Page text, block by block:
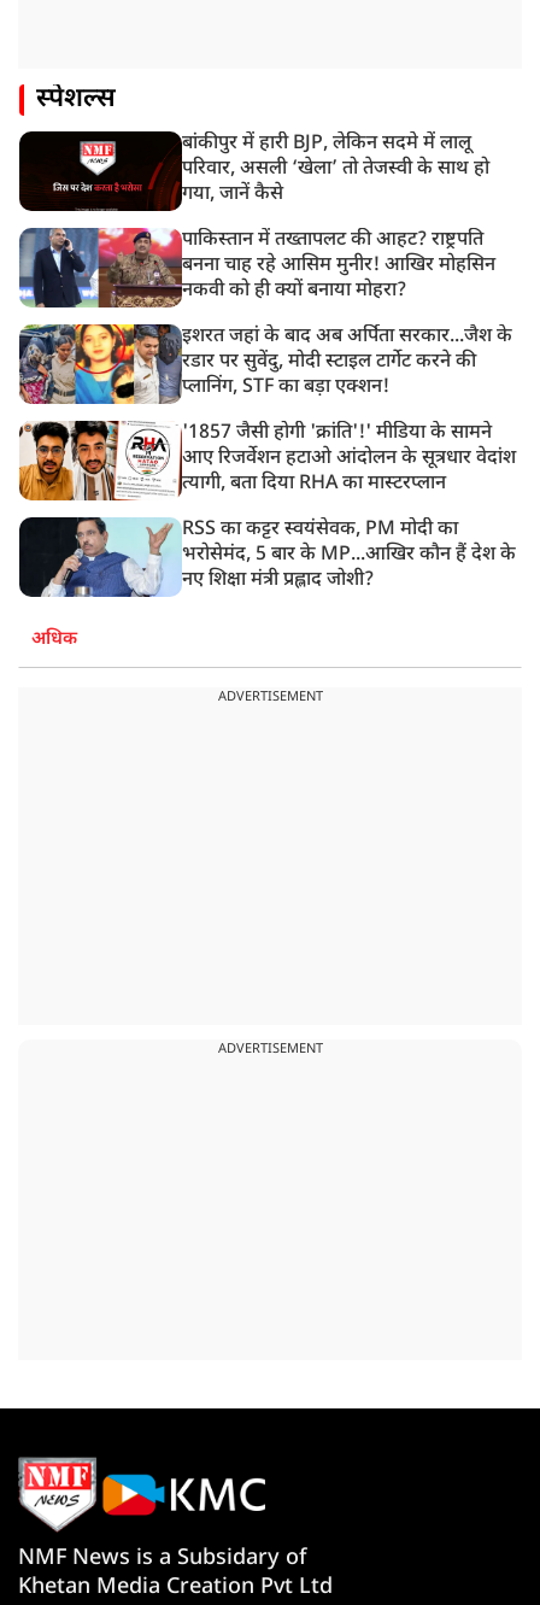
स्पेशल्स
बांकीपुर में हारी BJP, लेकिन सदमे में लालू
परिवार, असली ‘खेला’ तो तेजस्वी के साथ हो
गया, जानें कैसे
पाकिस्तान में तख्तापलट की आहट? राष्ट्रपति
बनना चाह रहे आसिम मुनीर! आखिर मोहसिन
नकवी को ही क्यों बनाया मोहरा?
इशरत जहां के बाद अब अर्पिता सरकार...जैश के
रडार पर सुवेंदु, मोदी स्टाइल टार्गेट करने की
प्लानिंग, STF का बड़ा एक्शन!
'1857 जैसी होगी 'क्रांति'!' मीडिया के सामने
आए रिजर्वेशन हटाओ आंदोलन के सूत्रधार वेदांश
त्यागी, बता दिया RHA का मास्टरप्लान
RSS का कट्टर स्वयंसेवक, PM मोदी का
भरोसेमंद, 5 बार के MP...आखिर कौन हैं देश के
नए शिक्षा मंत्री प्रह्लाद जोशी?
अधिक
ADVERTISEMENT
ADVERTISEMENT
NMF News is a Subsidary of
Khetan Media Creation Pvt Ltd